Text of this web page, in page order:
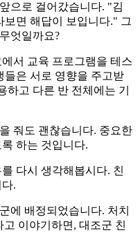
으로 걸어갔습니다. "김
면 해답이 보입니다." 그
엇일까요?
서 교육 프로그램을 테스
들은 서로 영향을 주고받
하고 다른 반 전체에는 기
줘도 괜찮습니다. 중요한
하는 것입니다.
다시 생각해봅시다. 친
.
에 배정되었습니다. 처치
이야기하면, 대조군 친